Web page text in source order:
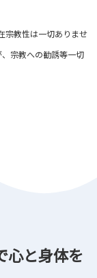
宗教性は一切ありませ
宗教への勧誘等一切
心と身体を